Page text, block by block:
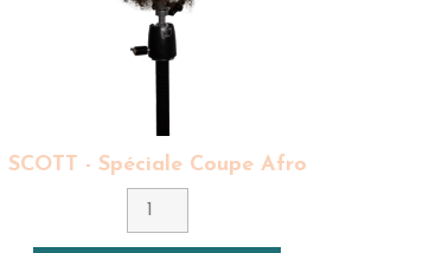
Couleur
5 - Châtain
SCOTT - Spéciale Coupe Afro